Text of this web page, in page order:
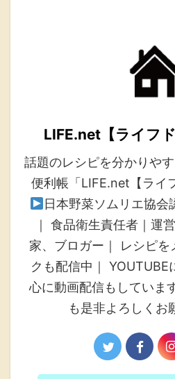
LIFE.net【ライフ
話題のレシピを分かりや
便利帳「LIFE.net【ライ
日本野菜ソムリエ協
｜ 食品衛生責任者｜運
家、ブロガー｜ レシピを
クも配信中｜ YOUTUBE
心に動画配信もしていま
も是非よろしくお